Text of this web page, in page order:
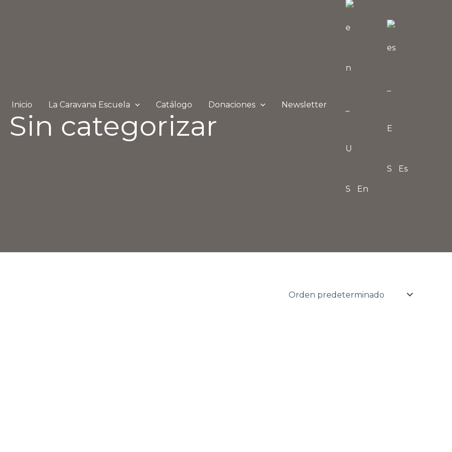
Inicio La Caravana Escuela Catálogo Donaciones Newsletter
En
Es
Sin categorizar